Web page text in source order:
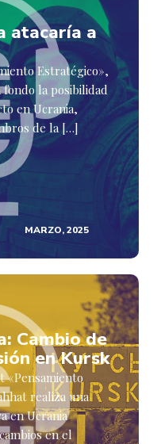
atacaría a
Estratégico»,
fondo la posibilidad
en Ucrania,
de la […]
MARZO, 2025
Cambio de
en Kursk
«Pensamiento
realiza una
en Ucrania
en el